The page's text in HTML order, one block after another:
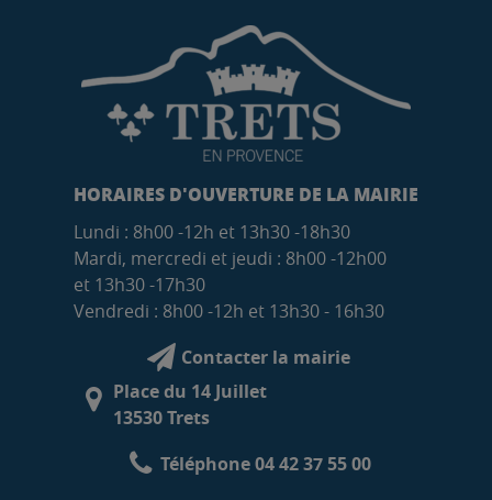
HORAIRES D'OUVERTURE DE LA MAIRIE
Lundi : 8h00 -12h et 13h30 -18h30
Mardi, mercredi et jeudi : 8h00 -12h00
et 13h30 -17h30
Vendredi : 8h00 -12h et 13h30 - 16h30
Contacter la mairie
Place du 14 Juillet
13530 Trets
Téléphone 04 42 37 55 00